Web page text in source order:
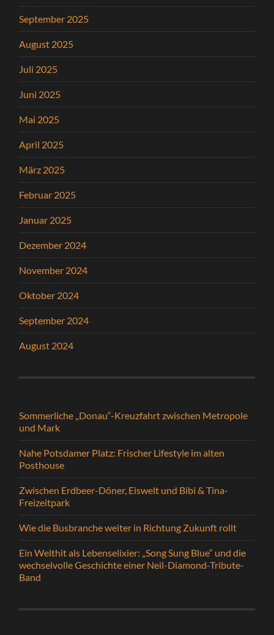
September 2025
August 2025
Juli 2025
Juni 2025
Mai 2025
April 2025
März 2025
Februar 2025
Januar 2025
Dezember 2024
November 2024
Oktober 2024
September 2024
August 2024
Sommerliche „Donau“-Kreuzfahrt zwischen Metropole
und Mark
Nahe Potsdamer Platz: Frischer Lifestyle im alten
Posthouse
Zwischen Erdbeer-Döner, Eiswelt und Bibi & Tina-
Freizeitpark
Wie die Busbranche weiter in Richtung Zukunft rollt
Ein Welthit als Lebenselixier: „Song Sung Blue“ und die
wechselvolle Geschichte einer Neil-Diamond-Tribute-
Band